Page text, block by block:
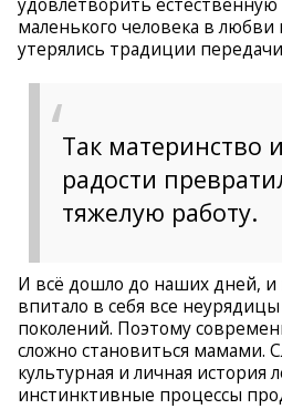
маленького человека в
утерялись традиции
Так материнство
радости
тяжелую работу.
И всё дошло до наших дней, и
впитало в себя все
поколений. Поэтому
сложно становиться мамами.
культурная и личная история
инстинктивные процессы